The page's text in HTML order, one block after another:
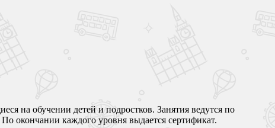
на обучении детей и подростков. Занятия ведутся по
окончании каждого уровня выдается сертификат.